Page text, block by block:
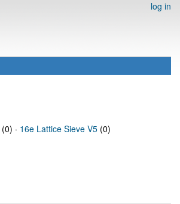
log in
(0) · 16e Lattice Sieve V5 (0)